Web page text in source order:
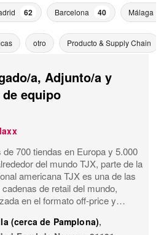
62 Barcelona 40 Málaga
otro Producto & Supply Chain
a, Adjunto/a y
equipo
700 tiendas en Europa y 5.000
del mundo TJX, parte de la
americana TJX es una de las
de retail del mundo,
en el formato off-price y
calidad, variedad y moda
(cerca de Pamplona),